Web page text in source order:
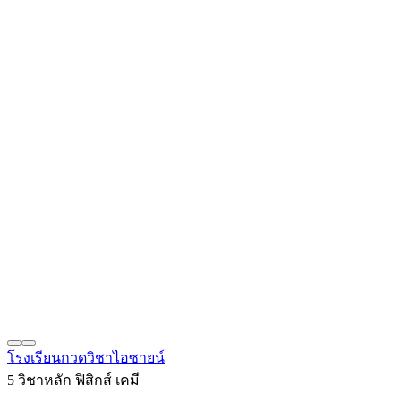
โรงเรียนกวดวิชาไอซายน์
5 วิชาหลัก ฟิสิกส์ เคมี